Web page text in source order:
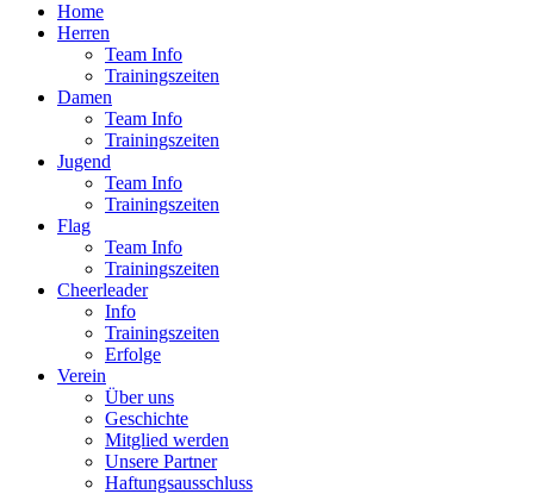
Home
Herren
Team Info
Trainingszeiten
Damen
Team Info
Trainingszeiten
Jugend
Team Info
Trainingszeiten
Flag
Team Info
Trainingszeiten
Cheerleader
Info
Trainingszeiten
Erfolge
Verein
Über uns
Geschichte
Mitglied werden
Unsere Partner
Haftungsausschluss